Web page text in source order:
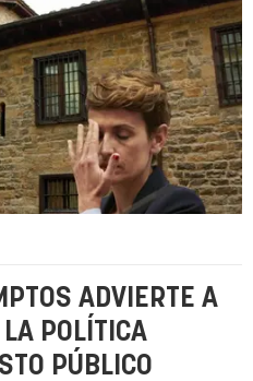
ADVIERTE A
POLÍTICA
PÚBLICO